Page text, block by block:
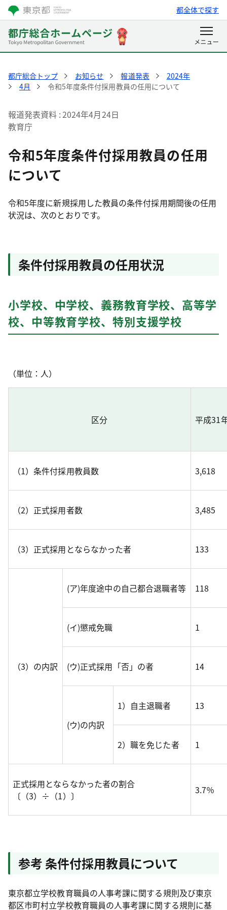
都全体で探す
都庁総合トップ お知らせ 報道発表
2024年
4月
令和5年度条件付採用教員の任用について
報道発表資料 2024年4月24日
教育庁
令和5年度条件付採用教員の任用
について
令和5年度に新規採用した教員の条件付採用期間後の任用
状況は、次のとおりです。
条件付採用教員の任用状況
小学校、中学校、義務教育学校、高等学
校、中等教育学校、特別支援学校
（単位：人）
区分 平成31
（1）条件付採用教員数 3,618
（2）正式採用者数 3,485
（3）正式採用とならなかった者 133
（3）の内訳
(ア)年度途中の自己都合退職者等 118
(イ)懲戒免職 1
(ウ)正式採用「否」の者 14
(ウ)の内訳
1）自主退職者 13
2）職を免じた者 1
正式採用とならなかった者の割合
〔（3）÷（1）〕
3.7％
参考 条件付採用教員について
東京都立学校教育職員の人事考課に関する規則及び東京
都区市町村立学校教育職員の人事考課に関する規則に基